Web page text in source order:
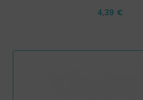
Prix
4,39 €